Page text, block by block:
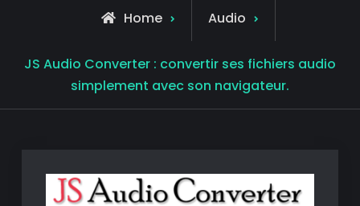
Home Audio
JS Audio Converter : convertir ses fichiers audio
simplement avec son navigateur.